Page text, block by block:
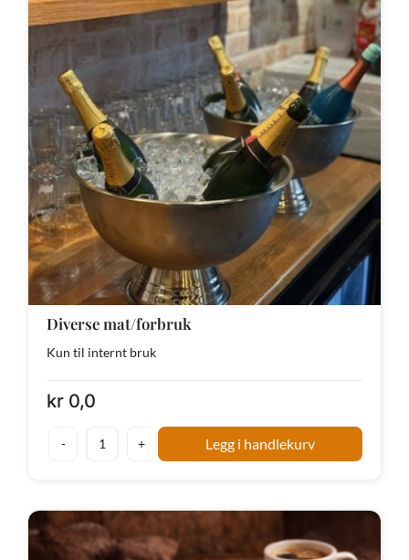
Diverse mat/forbruk
Kun til internt bruk
kr0,0
Diverse
Legg i handlekurv